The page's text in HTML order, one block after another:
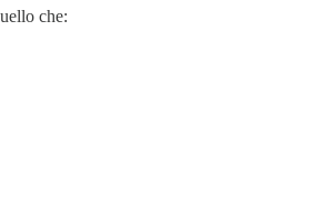
che: